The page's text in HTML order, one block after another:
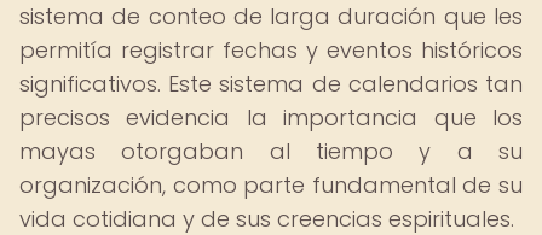
sistema de conteo de larga duración que les
permitía registrar fechas y eventos históricos
significativos. Este sistema de calendarios tan
precisos evidencia la importancia que los
mayas otorgaban al tiempo y a su
organización, como parte fundamental de su
vida cotidiana y de sus creencias espirituales.